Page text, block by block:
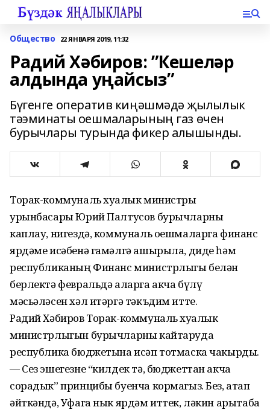
Общество 22 ЯНВАРЯ 2019, 11:32
Радий Хәбиров: ”Кешеләр
алдында уңайсыз”
Бүгенге оператив киңәшмәдә җылылык
тәэминаты оешмаларының газ өчен
бурычлары турында фикер алышынды.
Торак-коммуналь хуҗалык министры
урынбасары Юрий Палтусов бурычларны
каплау, нигездә, коммуналь оешмаларга финанс
ярдәме исәбенә гамәлгә ашырыла, диде һәм
республиканың Финанс министрлыгы белән
берлектә февральдә аларга акча бүлү
мәсьәләсен хәл итәргә тәкъдим итте.
Радий Хәбиров Торак-коммуналь хуҗалык
министрлыгын бурычларны кайтаруда
республика бюджетына исәп тотмаска чакырды.
— Сез эшегезне “килдек тә, бюджеттан акча
сорадык” принцибы буенча кормагыз. Без, атап
әйткәндә, Уфага нык ярдәм иттек, ләкин арытаба